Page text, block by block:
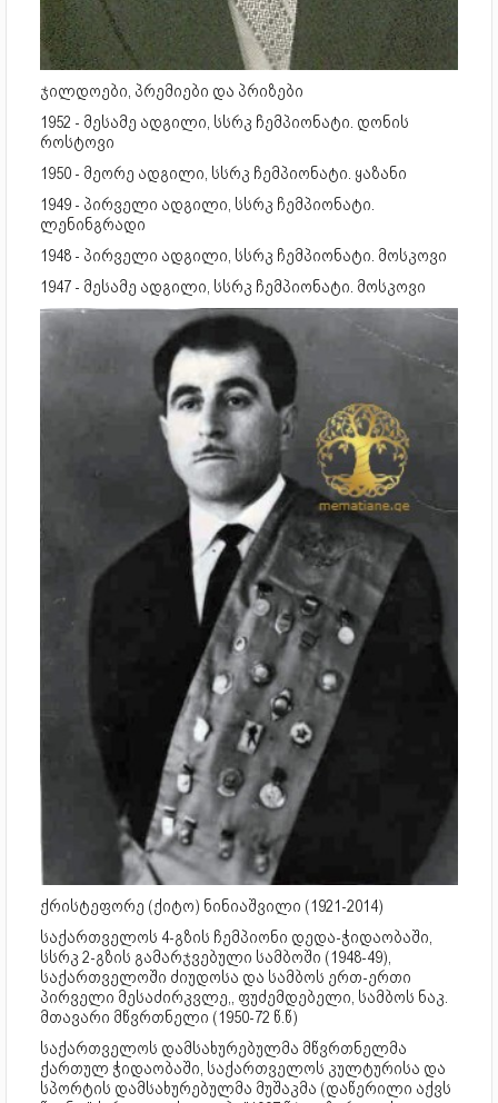
ჯილდოები, პრემიები და პრიზები
1952 - მესამე ადგილი, სსრკ ჩემპიონატი. დონის
როსტოვი
1950 - მეორე ადგილი, სსრკ ჩემპიონატი. ყაზანი
1949 - პირველი ადგილი, სსრკ ჩემპიონატი.
ლენინგრადი
1948 - პირველი ადგილი, სსრკ ჩემპიონატი. მოსკოვი
1947 - მესამე ადგილი, სსრკ ჩემპიონატი. მოსკოვი
ქრისტეფორე (ქიტო) ნინიაშვილი (1921-2014)
საქართველოს 4-გზის ჩემპიონი დედა-ჭიდაობაში,
სსრკ 2-გზის გამარჯვებული სამბოში (1948-49),
საქართველოში ძიუდოსა და სამბოს ერთ-ერთი
პირველი მესაძირკვლე,, ფუძემდებელი, სამბოს ნაკ.
მთავარი მწვრთნელი (1950-72 წ.წ)
საქართველოს დამსახურებულმა მწვრთნელმა
ქართულ ჭიდაობაში, საქართველოს კულტურისა და
სპორტის დამსახურებულმა მუშაკმა (დაწერილი აქვს